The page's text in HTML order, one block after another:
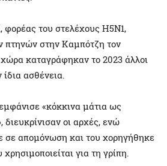
φορέας του στελέχους Η5Ν1,
πτηνών στην Καμπότζη τον
καταγράφηκαν το 2023 άλλοι
ασθένεια.
«κόκκινα μάτια ως
οι αρχές, ενώ
σε απομόνωση και του χορηγήθηκε
για τη γρίπη.